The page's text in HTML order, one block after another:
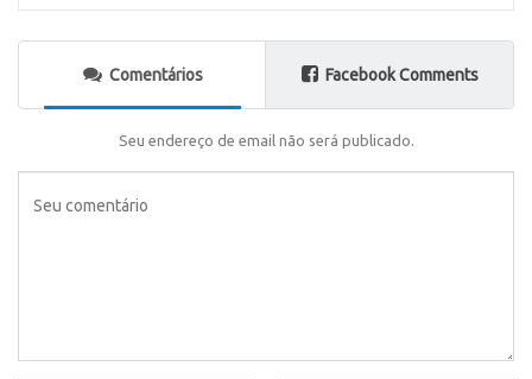
Comentários Facebook Comments
Seu endereço de email não será publicado.